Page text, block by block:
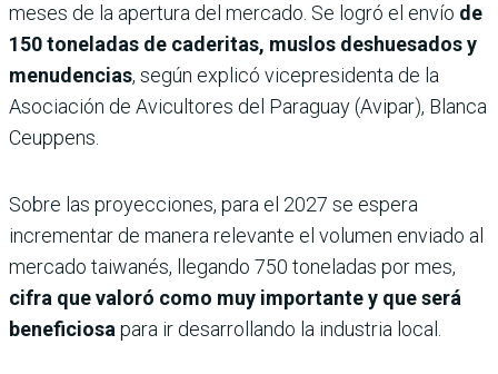
meses de la apertura del mercado. Se logró el envío de
150 toneladas de caderitas, muslos deshuesados y
menudencias, según explicó vicepresidenta de la
Asociación de Avicultores del Paraguay (Avipar), Blanca
Ceuppens.
Sobre las proyecciones, para el 2027 se espera
incrementar de manera relevante el volumen enviado al
mercado taiwanés, llegando 750 toneladas por mes,
cifra que valoró como muy importante y que será
beneficiosapara ir desarrollando la industria local.